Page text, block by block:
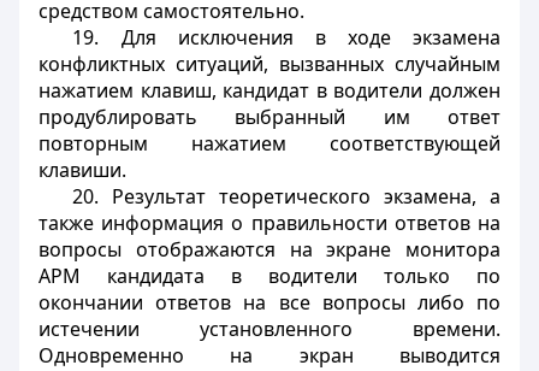
средством самостоятельно.
19. Для исключения в ходе экзамена
конфликтных ситуаций, вызванных случайным
нажатием клавиш, кандидат в водители должен
продублировать выбранный им ответ
повторным нажатием соответствующей
клавиши.
20. Результат теоретического экзамена, а
также информация о правильности ответов на
вопросы отображаются на экране монитора
АРМ кандидата в водители только по
окончании ответов на все вопросы либо по
истечении установленного времени.
Одновременно на экран выводится